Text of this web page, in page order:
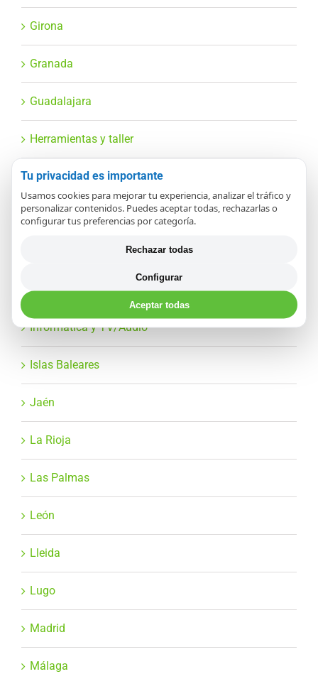
Girona
Granada
Guadalajara
Herramientas y taller
Huelva
Huesca
HVAC y climatización
Industrial y automatización
Informática y TV/Audio
Islas Baleares
Jaén
La Rioja
Las Palmas
León
Lleida
Lugo
Madrid
Málaga
Tu privacidad es importante
Usamos cookies para mejorar tu experiencia, analizar el tráfico y
personalizar contenidos. Puedes aceptar todas, rechazarlas o
configurar tus preferencias por categoría.
Rechazar todas
Configurar
Aceptar todas